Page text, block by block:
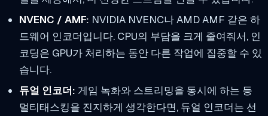
NVENC / AMF: NVIDIA NVENC나 AMD AMF 같은 하
드웨어 인코더입니다. CPU의 부담을 크게 줄여줘서, 인
코딩은 GPU가 처리하는 동안 다른 작업에 집중할 수 있
습니다.
듀얼 인코더: 게임 녹화와 스트리밍을 동시에 하는 등
멀티태스킹을 진지하게 생각한다면, 듀얼 인코더는 선